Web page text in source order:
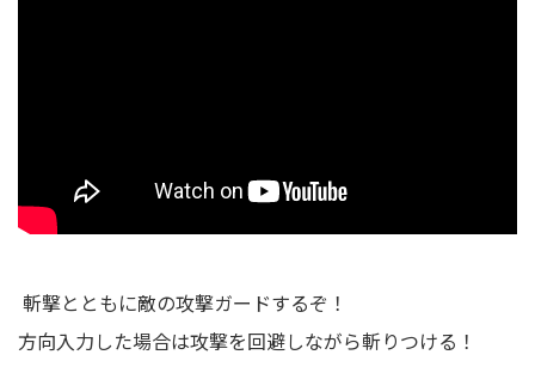
斬撃とともに敵の攻撃ガードするぞ！
方向入力した場合は攻撃を回避しながら斬りつける！